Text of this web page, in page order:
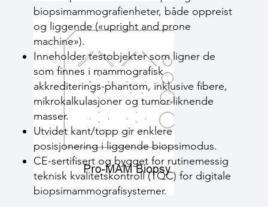
biopsimammografi­enheter, både oppreist
og liggende («upright and prone
machine»).
Inneholder testobjekter som ligner de
som finnes i mammografisk
akkrediterings-phantom, inklusive fibere,
mikrokalkulasjoner og tumor-liknende
masser.
Utvidet kant/topp gir enklere
posisjonering i liggende biopsi­modus.
CE-sertifisert og bygget for rutinemessig
teknisk kvalitetskontroll (TQC) for digitale
biopsimammografi­systemer.